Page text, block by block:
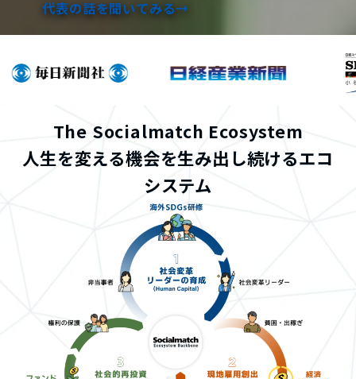
代表の話を聞いてみる→
The Socialmatch Ecosystem
人生を変える機会を生み出し続けるエコ
システム